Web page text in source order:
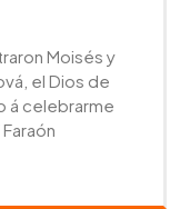
Moisés y
el Dios de
á celebrarme